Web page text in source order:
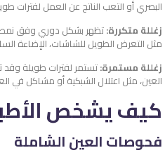
البصري أو التعب الناتج عن العمل لفترات
زغللة متكررة:تظهر بشكل دوري وفق نمط
مثل التعرض الطويل للشاشات، الإضاءة
زغللة مستمرة:تستمر لفترات طويلة وقد
العين، مثل اعتلال الشبكية أو مشاكل في
كيف يشخص
فحوصات العين الشاملة